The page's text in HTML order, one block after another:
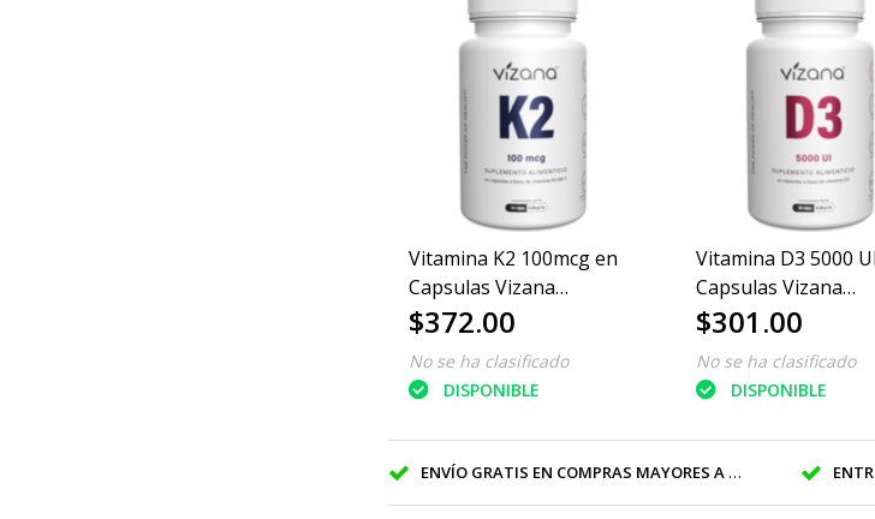
Vitamina K2 100mcg en
Capsulas Vizana
90/380mg
$372.00
No se ha clasificado
DISPONIBLE
Vitamina D3 5000 UI
Capsulas Vizana
90/380mg
$301.00
No se ha clasificado
DISPONIBLE
ENVÍO GRATIS EN COMPRAS MAYORES A $1199